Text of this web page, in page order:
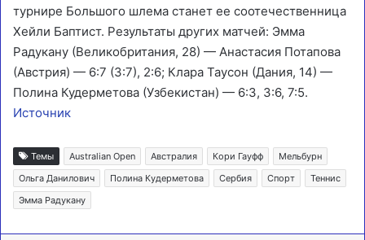
турнире Большого шлема станет ее соотечественница
Хейли Баптист. Результаты других матчей: Эмма
Радукану (Великобритания, 28) — Анастасия Потапова
(Австрия) — 6:7 (3:7), 2:6; Клара Таусон (Дания, 14) —
Полина Кудерметова (Узбекистан) — 6:3, 3:6, 7:5.
Источник
Темы Australian Open Австралия Кори Гауфф
Мельбурн
Ольга Данилович
Полина Кудерметова Сербия Спорт
Теннис
Эмма Радукану